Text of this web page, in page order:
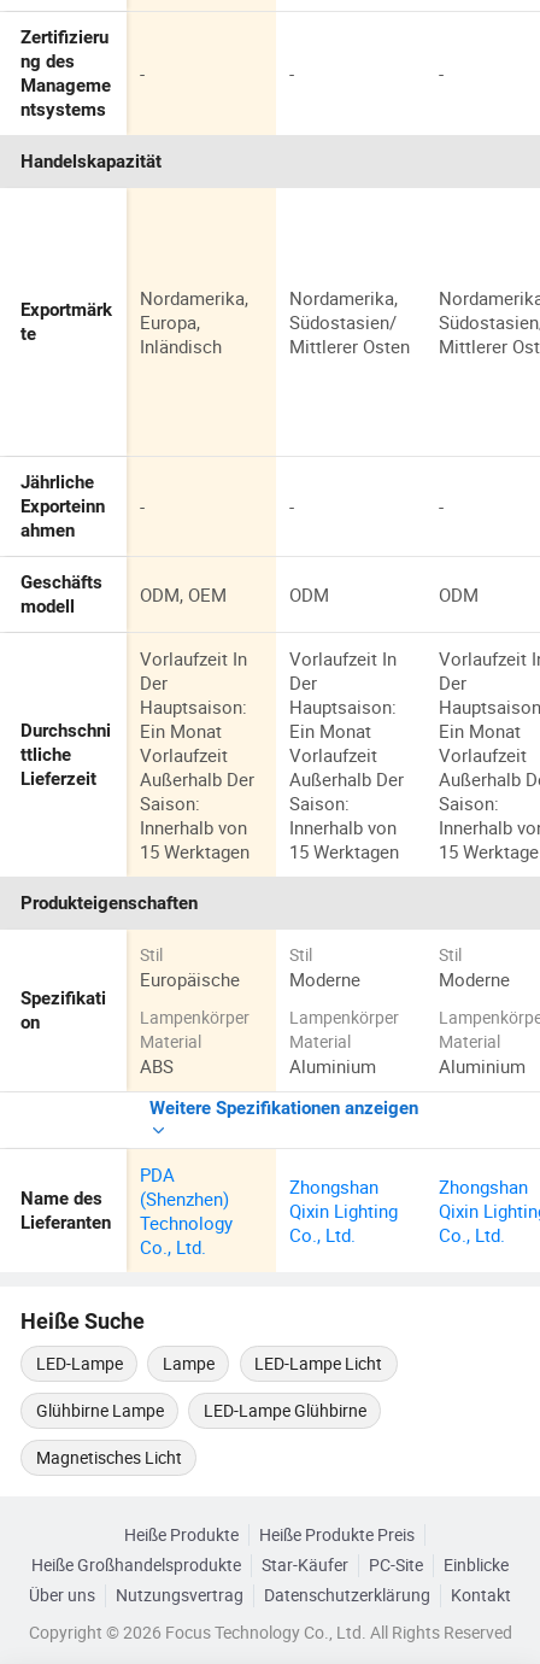
Zertifizieru
ng des
Manageme
ntsystems
- - -
Handelskapazität
Exportmärk
te
Nordamerika,
Europa,
Inländisch
Nordamerika,
Südostasien/
Mittlerer Osten
Mittlerer
Jährliche
Exporteinn
ahmen
- - -
Geschäfts
modell
ODM, OEM ODM ODM
Durchschni
ttliche
Lieferzeit
Vorlaufzeit In
Der
Hauptsaison:
Ein Monat
Vorlaufzeit
Außerhalb Der
Saison:
Innerhalb von
15 Werktagen
Vorlaufzeit In
Der
Hauptsaison:
Ein Monat
Vorlaufzeit
Außerhalb Der
Saison:
Innerhalb von
15 Werktagen
Vorlaufzeit
Der
Ein Monat
Vorlaufzeit
Außerhalb
Saison:
Innerhalb
15
Produkteigenschaften
Spezifikati
on
Stil
Europäische
Lampenkörper
Material
ABS
Stil
Moderne
Lampenkörper
Material
Aluminium
Stil
Moderne
Material
Aluminium
Weitere Spezifikationen anzeigen
Name des
Lieferanten
PDA
(Shenzhen)
Technology
Co., Ltd.
Zhongshan
Qixin Lighting
Co., Ltd.
Zhongshan
Qixin
Co., Ltd.
Heiße Suche
LED-Lampe Lampe LED-Lampe Licht
Glühbirne Lampe LED-Lampe Glühbirne
Magnetisches Licht
Heiße Produkte
Heiße Produkte Preis
Heiße Großhandelsprodukte
Star-Käufer PC-Site
Einblicke
Über uns
Nutzungsvertrag Datenschutzerklärung
Kontakt
Copyright © 2026 Focus Technology Co., Ltd. All Rights Reserved